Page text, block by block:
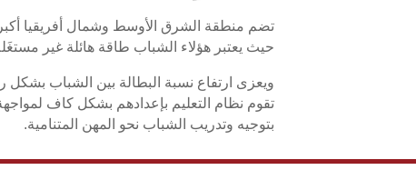
تضم منطقة الشرق الأوسط وشمال أفريقيا
حيث يعتبر هؤلاء الشباب طاقة هائلة غير
ويعزى ارتفاع نسبة البطالة بين الشباب
تقوم نظام التعليم بإعدادهم بشكل كاف
بتوجيه وتدريب الشباب نحو المهن المتنامية.